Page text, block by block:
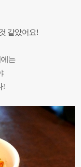
같았어요!
는
!